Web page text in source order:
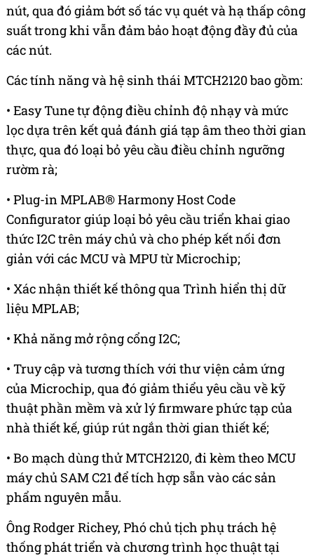
nút, qua đó giảm bớt số tác vụ quét và hạ thấp công
suất trong khi vẫn đảm bảo hoạt động đầy đủ của
các nút.
Các tính năng và hệ sinh thái MTCH2120 bao gồm:
• Easy Tune tự động điều chỉnh độ nhạy và mức
lọc dựa trên kết quả đánh giá tạp âm theo thời gian
thực, qua đó loại bỏ yêu cầu điều chỉnh ngưỡng
rườm rà;
• Plug-in MPLAB® Harmony Host Code
Configurator giúp loại bỏ yêu cầu triển khai giao
thức I2C trên máy chủ và cho phép kết nối đơn
giản với các MCU và MPU từ Microchip;
• Xác nhận thiết kế thông qua Trình hiển thị dữ
liệu MPLAB;
• Khả năng mở rộng cổng I2C;
• Truy cập và tương thích với thư viện cảm ứng
của Microchip, qua đó giảm thiểu yêu cầu về kỹ
thuật phần mềm và xử lý firmware phức tạp của
nhà thiết kế, giúp rút ngắn thời gian thiết kế;
• Bo mạch dùng thử MTCH2120, đi kèm theo MCU
máy chủ SAM C21 để tích hợp sẵn vào các sản
phẩm nguyên mẫu.
Ông Rodger Richey, Phó chủ tịch phụ trách hệ
thống phát triển và chương trình học thuật tại